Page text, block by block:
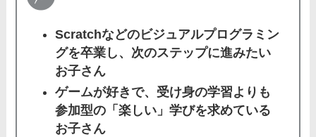
Scratchなどのビジュアルプログラミン
グを卒業し、次のステップに進みたい
お子さん
ゲームが好きで、受け身の学習よりも
参加型の「楽しい」学びを求めている
お子さん